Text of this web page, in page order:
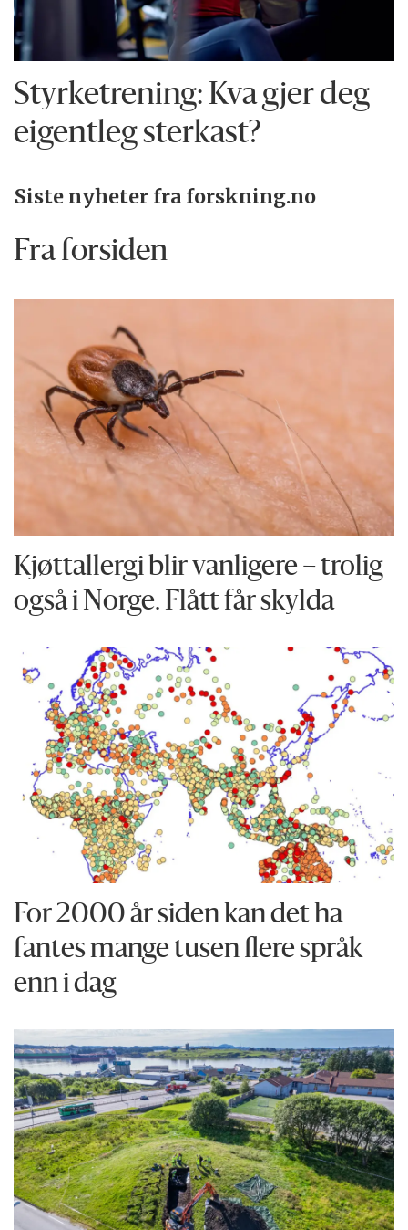
Styrketrening: Kva gjer deg
eigentleg sterkast?
Siste nyheter fra forskning.no
Fra forsiden
Kjøttallergi blir vanligere – trolig
også i Norge. Flått får skylda
For 2000 år siden kan det ha
fantes mange tusen flere språk
enn i dag